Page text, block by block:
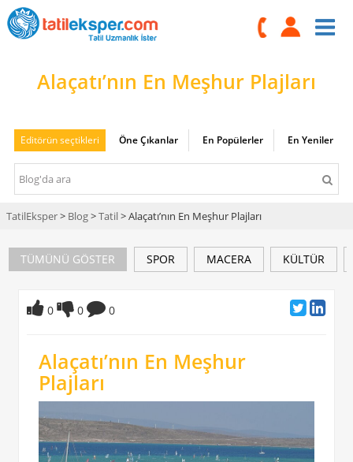
Alaçatı’nın En Meşhur Plajları
Editörün seçtikleri Öne Çıkanlar En Popülerler En Yeniler
TatilEksper> Blog>Tatil> Alaçatı’nın En Meşhur Plajları
TÜMÜNÜ GÖSTER SPOR MACERA KÜLTÜR
0 0 0
Alaçatı’nın En Meşhur
Plajları